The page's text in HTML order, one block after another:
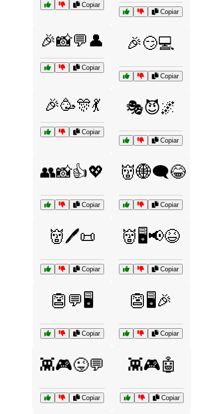
Copiar
Copiar
🎉📸💬👤
Copiar
🎉😏💻
Copiar
🎉🥳🎊💃
Copiar
🎭😈🌌
Copiar
👥📸👍💖
Copiar
👹🌐🗨️😂
Copiar
👹🖊️📜
Copiar
👹🖥️📢😆
Copiar
👺💬🖥️
Copiar
👺🖥️🎉
Copiar
👾🎮😜💬
Copiar
👾🎮🤖
Copiar